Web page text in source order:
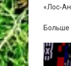
Больше